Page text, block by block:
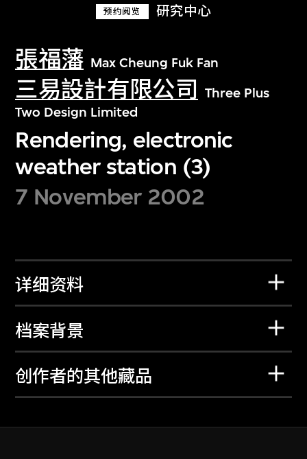
预约阅览 研究中心
張福藩 Max Cheung Fuk Fan
三易設計有限公司
Three Plus
Two Design Limited
Rendering, electronic
weather station (3)
7 November 2002
详细资料
档案背景
创作者的其他藏品
探索世界顶级的二十及二十一世纪视觉
文化藏品。